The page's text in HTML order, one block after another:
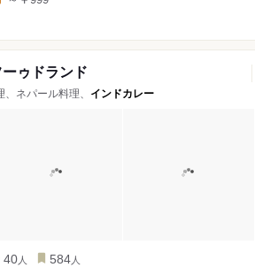
ゥドランド
ネパール料理、 インドカレー
40 人 584 人